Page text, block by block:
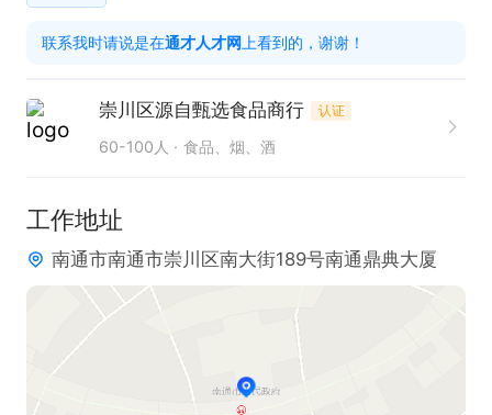
1、可接受无经验的实习生和应届生；
意识；
3、能服从上级管理；
工作压力。
工作时间：
7:30~10:00   13:00~17:00（工作地点在南通市区 南
大街）
薪资福利：
联系我时请说是在通才人才网 上看到的，谢谢！
崇川区源自甄选食品商行 认证
60-100人 食品、烟、酒
工作地址
南通市南通市崇川区南大街189号南通鼎典大厦